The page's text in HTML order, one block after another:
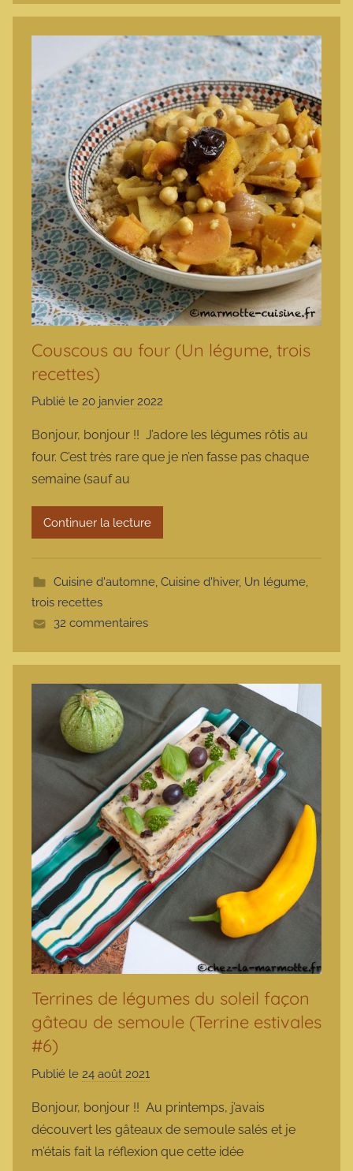
Couscous au four (Un légume, trois
recettes)
Publié le 20 janvier 2022
r
m
t
Bonjour, bonjour !! J’adore les légumes rôtis au
four. C’est très rare que je n’en fasse pas chaque
semaine (sauf au
Continuer la lecture
Cuisine d'automne, Cuisine d'hiver, Un légume,
trois recettes
32 commentaires
Terrines de légumes du soleil façon
gâteau de semoule (Terrine estivales
#6)
Publié le 24 août 2021
r
m
a
Bonjour, bonjour !! Au printemps, j’avais
découvert les gâteaux de semoule salés et je
m’étais fait la réflexion que cette idée